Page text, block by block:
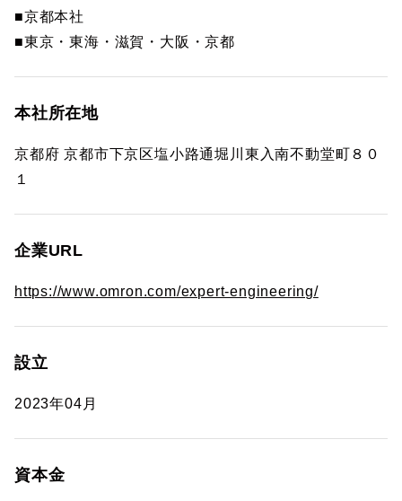
■京都本社
■東京・東海・滋賀・大阪・京都
本社所在地
京都府 京都市下京区塩小路通堀川東入南不動堂町８０
１
企業URL
https://www.omron.com/expert-engineering/
設立
2023年04月
資本金